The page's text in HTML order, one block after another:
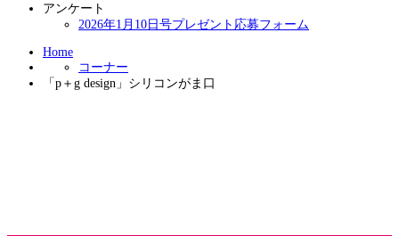
アンケート
2026年1月10日号プレゼント応募フォーム
Home
コーナー
「p＋g design」シリコンがま口